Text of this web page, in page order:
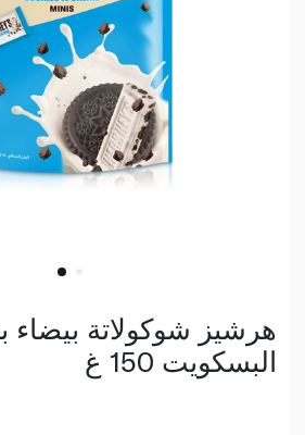
هرشيز شوكولاتة بيضاء
البسكويت 150 غ